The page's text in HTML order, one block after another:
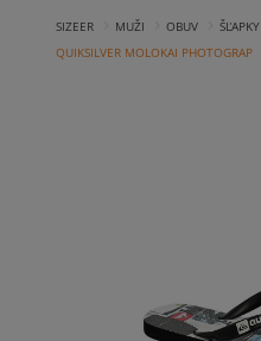
SIZEER MUŽI OBUV ŠĽAPKY
QUIKSILVER MOLOKAI PHOTOGRAP